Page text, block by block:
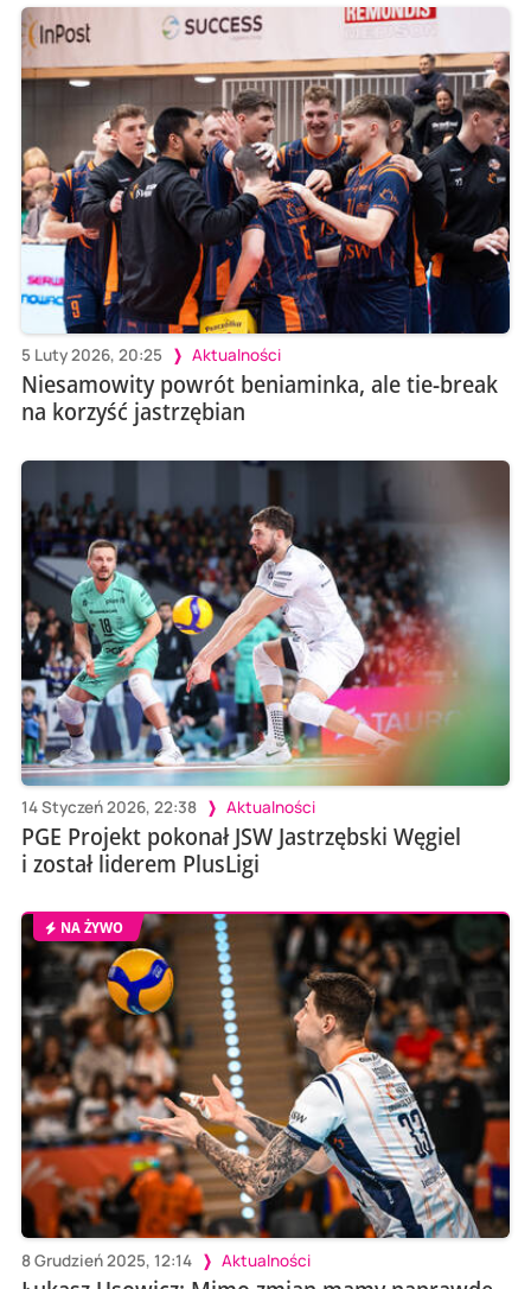
5 Luty 2026, 20:25 Aktualności
Niesamowity powrót beniaminka, ale tie-break
na korzyść jastrzębian
14 Styczeń 2026, 22:38 Aktualności
PGE Projekt pokonał JSW Jastrzębski Węgiel
i został liderem PlusLigi
NA ŻYWO
8 Grudzień 2025, 12:14 Aktualności